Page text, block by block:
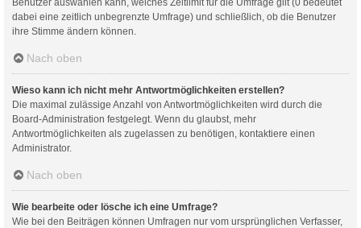
dabei eine zeitlich unbegrenzte Umfrage) und schließlich, ob die Benutzer
ihre Stimme ändern können.
Nach oben
Wieso kann ich nicht mehr Antwortmöglichkeiten erstellen?
Die maximal zulässige Anzahl von Antwortmöglichkeiten wird durch die
Board-Administration festgelegt. Wenn du glaubst, mehr
Antwortmöglichkeiten als zugelassen zu benötigen, kontaktiere einen
Administrator.
Nach oben
Wie bearbeite oder lösche ich eine Umfrage?
Wie bei den Beiträgen können Umfragen nur vom ursprünglichen Verfasser,